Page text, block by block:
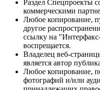
Раздел Спецпроекты
коммерческими
Любое копирование,
другое
ссылку на
воспрещается.
Владелец веб-
является автор
Любое копирование,
фотографий и/или